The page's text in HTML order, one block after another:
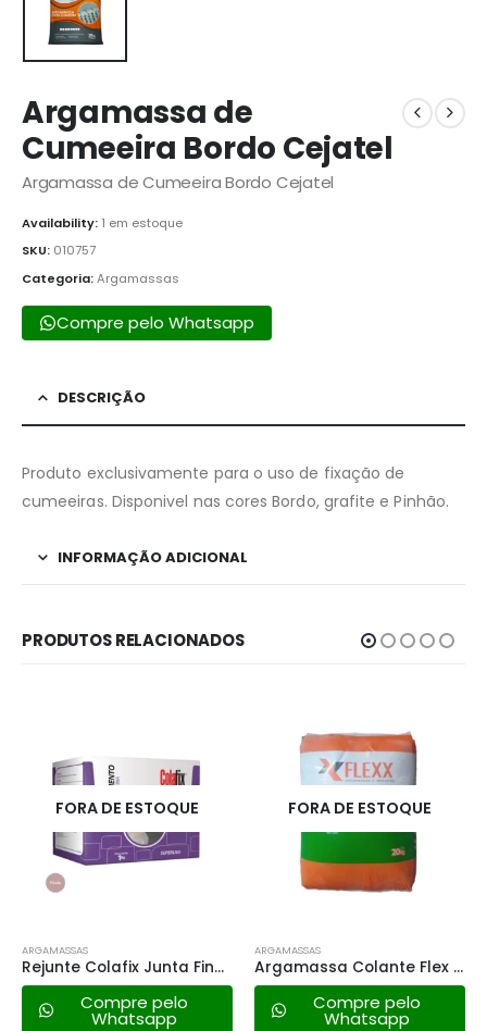
Argamassa de
Cumeeira Bordo Cejatel
Argamassa de Cumeeira Bordo Cejatel
Availability: 1 em estoque
SKU: 010757
Categoria:Argamassas
Compre pelo Whatsapp
DESCRIÇÃO
Produto exclusivamente para o uso de fixação de
cumeeiras. Disponivel nas cores Bordo, grafite e Pinhão.
INFORMAÇÃO ADICIONAL
PRODUTOS RELACIONADOS
Rejunte Colafix Junta Fina 1kg – Perola
FORA DE ESTOQUE
Argamassa Colante Flex Ac2 20kg
Compre pelo
Whatsapp
FORA DE
Arg. Votomassa
Compre
Whatsapp